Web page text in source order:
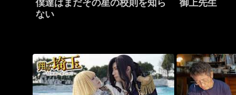
僕達はまだその星の校則を知ら
ない
御上先生